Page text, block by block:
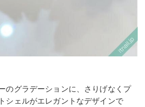
のグラデーションに、さりげなくプ
シェルがエレガントなデザインで